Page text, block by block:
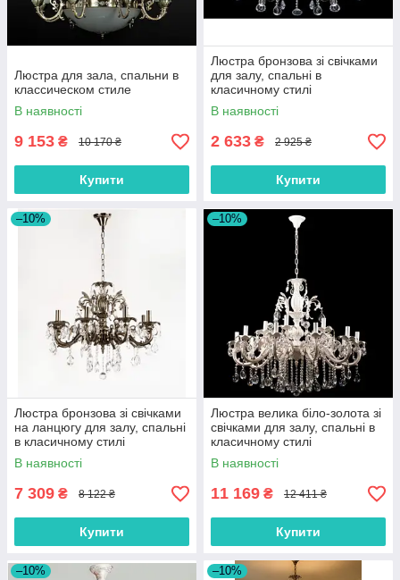
Люстра для зала, спальни в
классическом стиле
В наявності
9 153 ₴ 10 170 ₴
Купити
Люстра бронзова зі свічками
для залу, спальні в
класичному стилі
В наявності
2 633 ₴ 2 925 ₴
Купити
–10%
Люстра бронзова зі свічками
на ланцюгу для залу, спальні
в класичному стилі
В наявності
7 309 ₴ 8 122 ₴
Купити
–10%
Люстра велика біло-золота зі
свічками для залу, спальні в
класичному стилі
В наявності
11 169 ₴ 12 411 ₴
Купити
–10% –10%